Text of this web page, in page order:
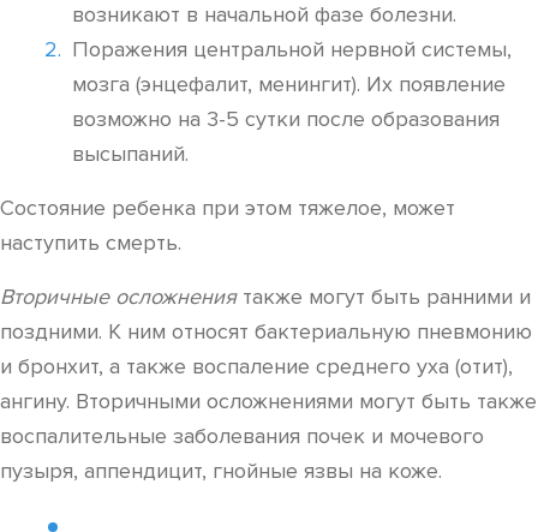
возникают в начальной фазе болезни.
Поражения центральной нервной системы,
мозга (энцефалит, менингит). Их появление
возможно на 3-5 сутки после образования
высыпаний.
Состояние ребенка при этом тяжелое, может
наступить смерть.
Вторичные осложнениятакже могут быть ранними и
поздними. К ним относят бактериальную пневмонию
и бронхит, а также воспаление среднего уха (отит),
ангину. Вторичными осложнениями могут быть также
воспалительные заболевания почек и мочевого
пузыря, аппендицит, гнойные язвы на коже.